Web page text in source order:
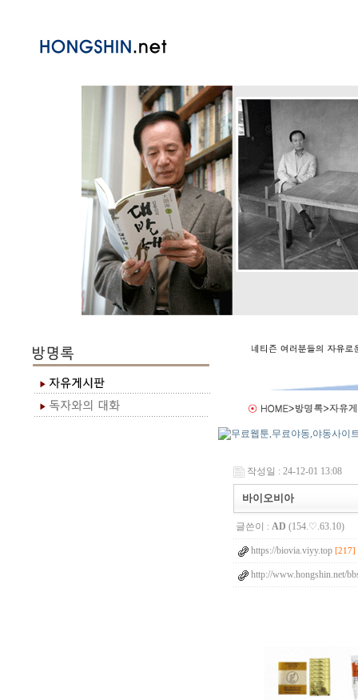
작성일 : 24-12-01 13:08
바이오비아
글쓴이 : AD (154.♡.63.10)
https://biovia.viyy.top [217]
http://www.hongshin.net/